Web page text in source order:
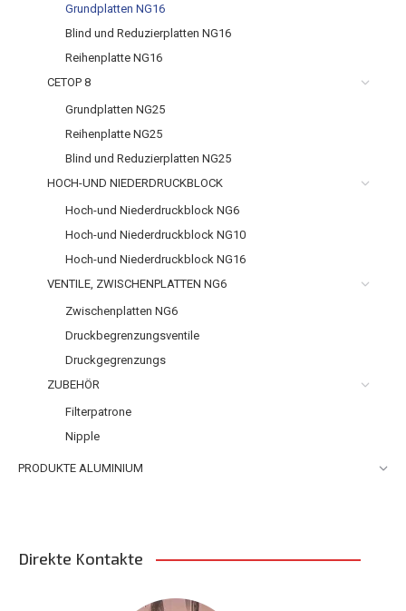
Grundplatten NG16
Blind und Reduzierplatten NG16
Reihenplatte NG16
CETOP 8
Grundplatten NG25
Reihenplatte NG25
Blind und Reduzierplatten NG25
HOCH-UND NIEDERDRUCKBLOCK
Hoch-und Niederdruckblock NG6
Hoch-und Niederdruckblock NG10
Hoch-und Niederdruckblock NG16
VENTILE, ZWISCHENPLATTEN NG6
Zwischenplatten NG6
Druckbegrenzungsventile
Druckgegrenzungs
ZUBEHÖR
Filterpatrone
Nipple
PRODUKTE ALUMINIUM
Direkte Kontakte